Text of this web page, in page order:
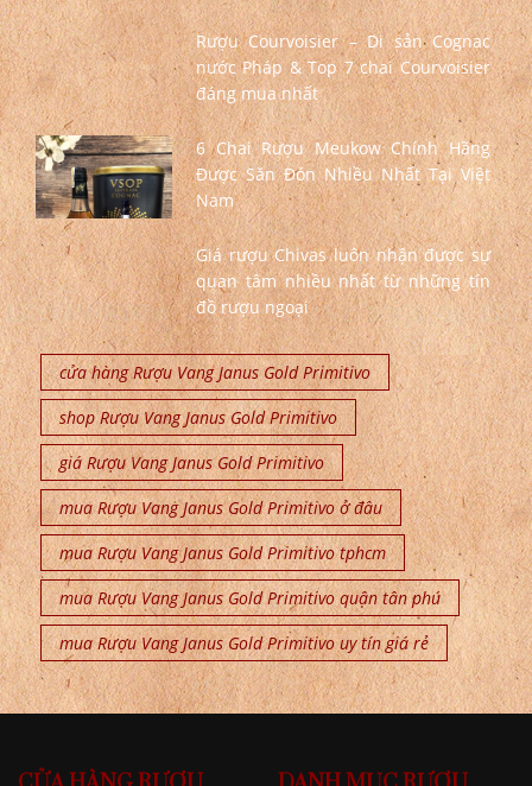
Rượu Courvoisier – Di sản Cognac
nước Pháp & Top 7 chai Courvoisier
đáng mua nhất
6 Chai Rượu Meukow Chính Hãng
Được Săn Đón Nhiều Nhất Tại Việt
Nam
Giá rượu Chivas luôn nhận được sự
quan tâm nhiều nhất từ những tín
đồ rượu ngoại
cửa hàng Rượu Vang Janus Gold Primitivo
shop Rượu Vang Janus Gold Primitivo
giá Rượu Vang Janus Gold Primitivo
mua Rượu Vang Janus Gold Primitivo ở đâu
mua Rượu Vang Janus Gold Primitivo tphcm
mua Rượu Vang Janus Gold Primitivo quận tân phú
mua Rượu Vang Janus Gold Primitivo uy tín giá rẻ